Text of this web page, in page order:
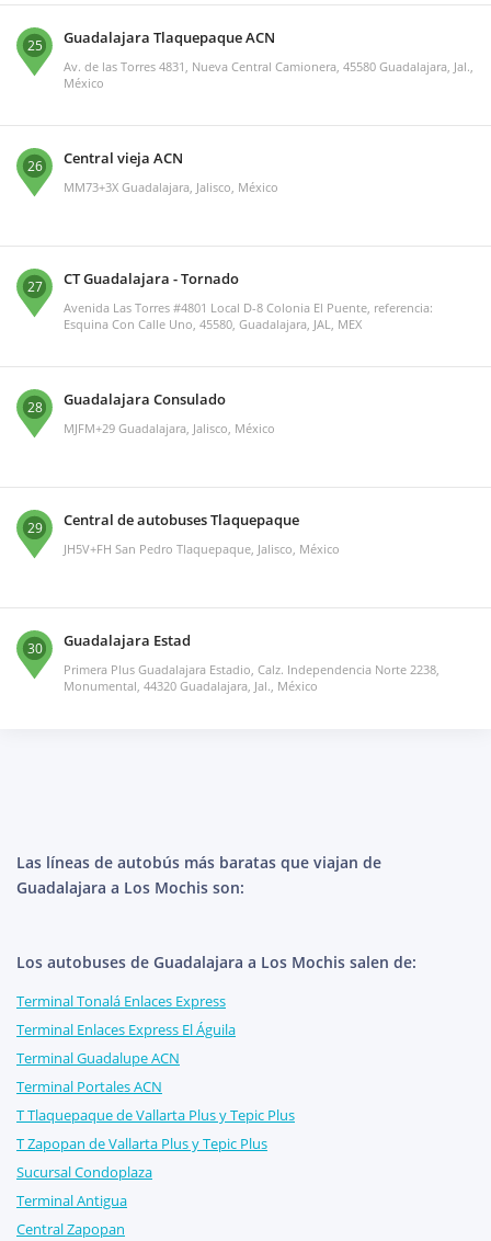
25 Guadalajara Tlaquepaque ACN
Av. de las Torres 4831, Nueva Central Camionera, 45580 Guadalajara, Jal.,
México
26 Central vieja ACN
MM73+3X Guadalajara, Jalisco, México
27 CT Guadalajara - Tornado
Avenida Las Torres #4801 Local D-8 Colonia El Puente, referencia:
Esquina Con Calle Uno, 45580, Guadalajara, JAL, MEX
28 Guadalajara Consulado
MJFM+29 Guadalajara, Jalisco, México
29 Central de autobuses Tlaquepaque
JH5V+FH San Pedro Tlaquepaque, Jalisco, México
30 Guadalajara Estad
Primera Plus Guadalajara Estadio, Calz. Independencia Norte 2238,
Monumental, 44320 Guadalajara, Jal., México
Las líneas de autobús más baratas que viajan de
Guadalajara a Los Mochis son:
Los autobuses de Guadalajara a Los Mochis salen de:
Terminal Tonalá Enlaces Express
Terminal Enlaces Express El Águila
Terminal Guadalupe ACN
Terminal Portales ACN
T Tlaquepaque de Vallarta Plus y Tepic Plus
T Zapopan de Vallarta Plus y Tepic Plus
Sucursal Condoplaza
Terminal Antigua
Central Zapopan